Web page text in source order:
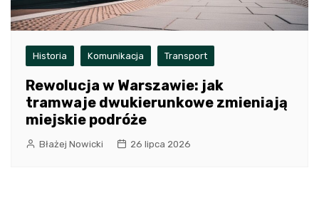
Historia Komunikacja Transport
Rewolucja w Warszawie: jak
tramwaje dwukierunkowe zmieniają
miejskie podróże
Błażej Nowicki 26 lipca 2026